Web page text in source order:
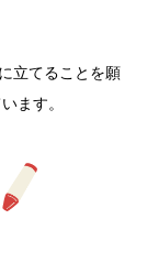
立てることを願
ます。